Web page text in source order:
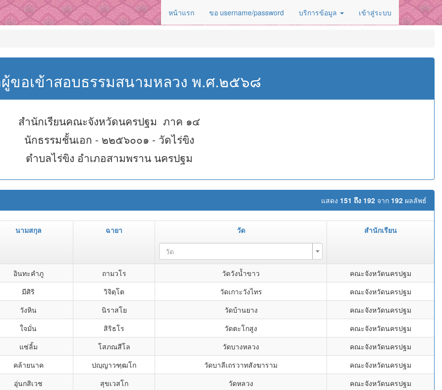
หน้าแรก ขอ username/password บริการข้อมูล เข้าสู่ระบบ
ขอเข้าสอบธรรมสนามหลวง พ.ศ.๒๕๖๘
สำนักเรียนคณะจังหวัดนครปฐม ภาค ๑๔
นักธรรมชั้นเอก - ๒๒๕๖๐๐๑ - วัดไร่ขิง
ตำบลไร่ขิง อำเภอสามพราน นครปฐม
แสดง 151 ถึง 192 จาก 192 ผลลัพธ์
นามสกุล ฉายา วัด สำนักเรียน
วัด
อินทะคำภู ถามวโร วัดวังน้ำขาว
คณะจังหวัดนครปฐม
มีศิริ วิจิตฺโต วัดเกาะวังไทร
คณะจังหวัดนครปฐม
วังหิน นิราสโย วัดบ้านยาง
คณะจังหวัดนครปฐม
ใจมั่น สิริธโร วัดตะโกสูง
คณะจังหวัดนครปฐม
แซ่ลิ้ม โสภณสีโล วัดบางหลวง
คณะจังหวัดนครปฐม
คล้ายนาค ปญฺญาวฑฺฒโก วัดบาลีเถรวาทสังฆาราม
คณะจังหวัดนครปฐม
อุ่นกสิเวช สุขเวสโก วัดหลวง
คณะจังหวัดนครปฐม